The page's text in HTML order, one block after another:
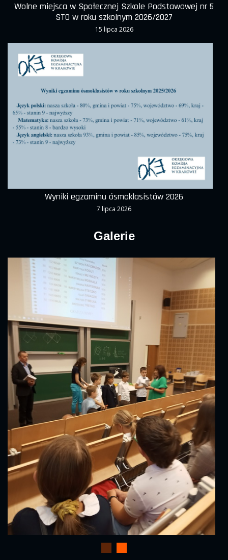
Wolne miejsca w Społecznej Szkole Podstawowej nr 5
STO w roku szkolnym 2026/2027
15 lipca 2026
Wyniki egzaminu ósmoklasistów 2026
7 lipca 2026
Galerie